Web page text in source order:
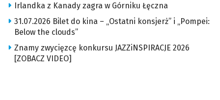
Irlandka z Kanady zagra w Górniku Łęczna
31.07.2026 Bilet do kina – „Ostatni konsjerż” i „Pompei:
Below the clouds”
Znamy zwycięzcę konkursu JAZZiNSPIRACJE 2026
[ZOBACZ VIDEO]